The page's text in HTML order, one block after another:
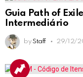
Guia Path of
Intermediário
by Staff 29/12/